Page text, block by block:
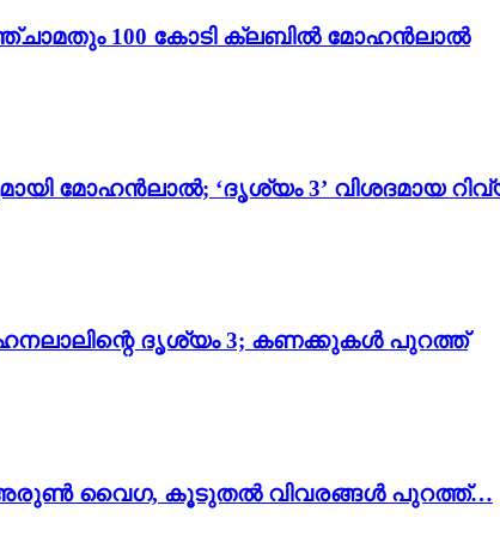
100 കോടി ക്ലബിൽ മോഹൻലാൽ
മോഹൻലാൽ; ‘ദൃശ്യം 3’ വിശദമായ
ദൃശ്യം 3; കണക്കുകൾ പുറത്ത്
വൈഗ, കൂടുതൽ വിവരങ്ങൾ പുറത്ത്…